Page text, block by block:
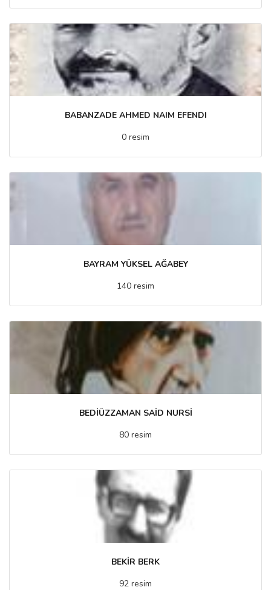
BABANZADE AHMED NAIM EFENDI
0 resim
BAYRAM YÜKSEL AĞABEY
140 resim
BEDİÜZZAMAN SAİD NURSİ
80 resim
BEKİR BERK
92 resim